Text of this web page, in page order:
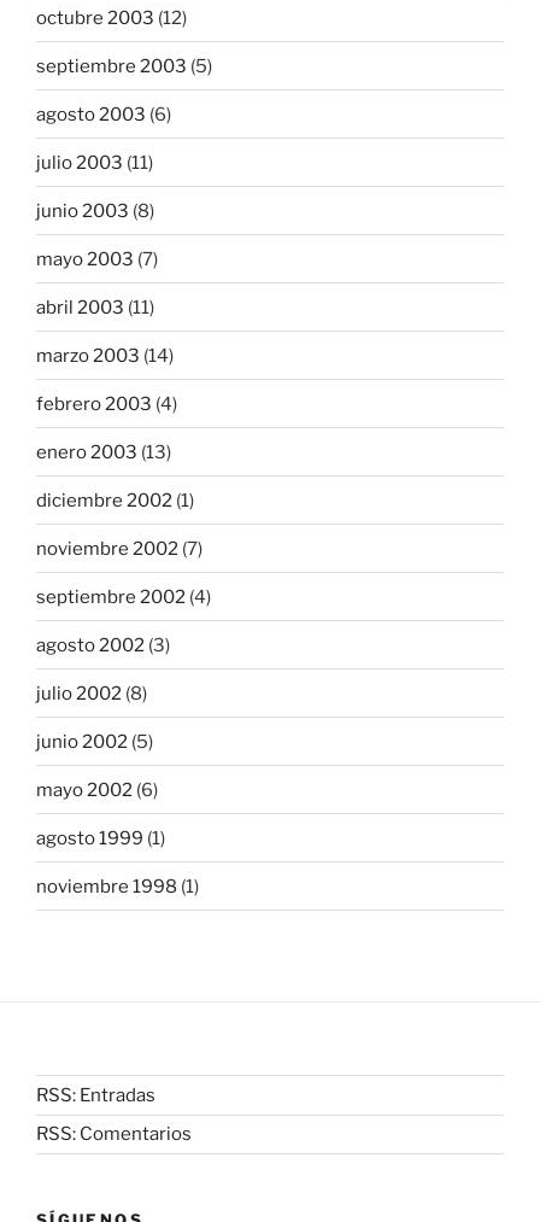
octubre 2003 (12)
septiembre 2003 (5)
agosto 2003 (6)
julio 2003 (11)
junio 2003 (8)
mayo 2003 (7)
abril 2003 (11)
marzo 2003 (14)
febrero 2003 (4)
enero 2003 (13)
diciembre 2002 (1)
noviembre 2002 (7)
septiembre 2002 (4)
agosto 2002 (3)
julio 2002 (8)
junio 2002 (5)
mayo 2002 (6)
agosto 1999 (1)
noviembre 1998 (1)
RSS: Entradas
RSS: Comentarios